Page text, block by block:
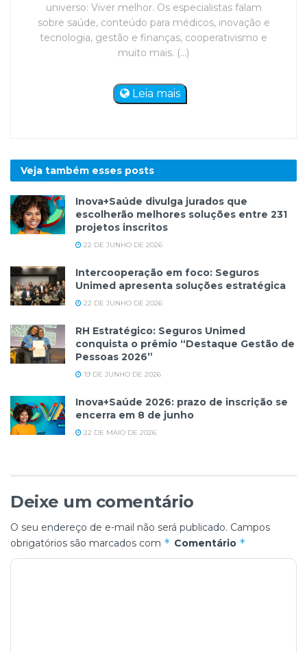
universo: Viver melhor. Os especialistas falam
sobre saúde, conteúdo para médicos, inovação e
tecnologia, gestão e finanças, cooperativismo e
muito mais. (...)
Leia mais
Veja também esses posts
Inova+Saúde divulga jurados que
escolherão melhores soluções entre 231
projetos inscritos
22 DE JUNHO DE 2026
Intercooperação em foco: Seguros
Unimed apresenta soluções estratégica
22 DE JUNHO DE 2026
RH Estratégico: Seguros Unimed
conquista o prêmio “Destaque Gestão de
Pessoas 2026”
19 DE JUNHO DE 2026
Inova+Saúde 2026: prazo de inscrição se
encerra em 8 de junho
22 DE MAIO DE 2026
Deixe um comentário
O seu endereço de e-mail não será publicado. Campos
obrigatórios são marcados com * Comentário *